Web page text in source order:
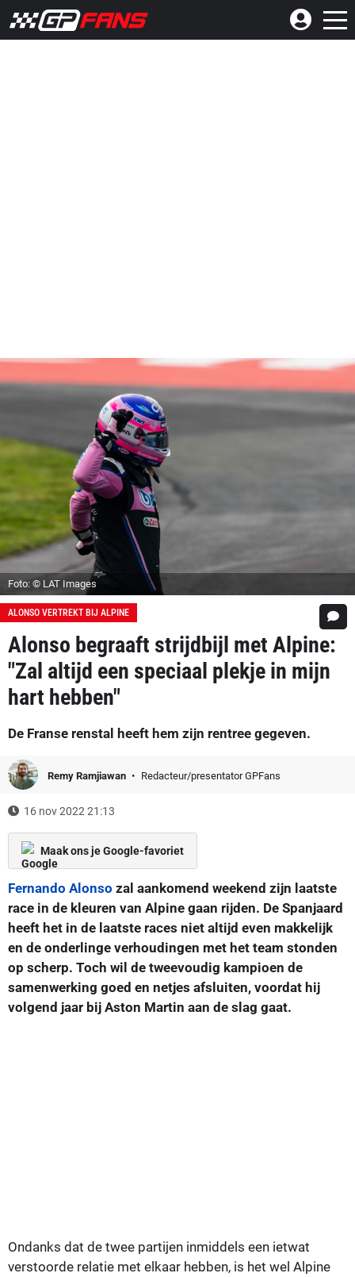
Foto: © LAT Images
ALONSO VERTREKT BIJ ALPINE
Alonso begraaft strijdbijl met Alpine:
"Zal altijd een speciaal plekje in mijn
hart hebben"
De Franse renstal heeft hem zijn rentree gegeven.
Remy Ramjiawan Redacteur/presentator GPFans
16 nov 2022 21:13
Maak ons je Google-favoriet
Fernando Alonso zal aankomend weekend zijn laatste
race in de kleuren van Alpine gaan rijden. De Spanjaard
heeft het in de laatste races niet altijd even makkelijk
en de onderlinge verhoudingen met het team stonden
op scherp. Toch wil de tweevoudig kampioen de
samenwerking goed en netjes afsluiten, voordat hij
volgend jaar bij Aston Martin aan de slag gaat.
Ondanks dat de twee partijen inmiddels een ietwat
verstoorde relatie met elkaar hebben, is het wel Alpine